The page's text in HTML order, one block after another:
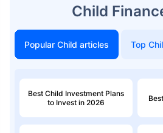
Child
Popular Child articles Top
Best Child Investment Plans
to Invest in 2026